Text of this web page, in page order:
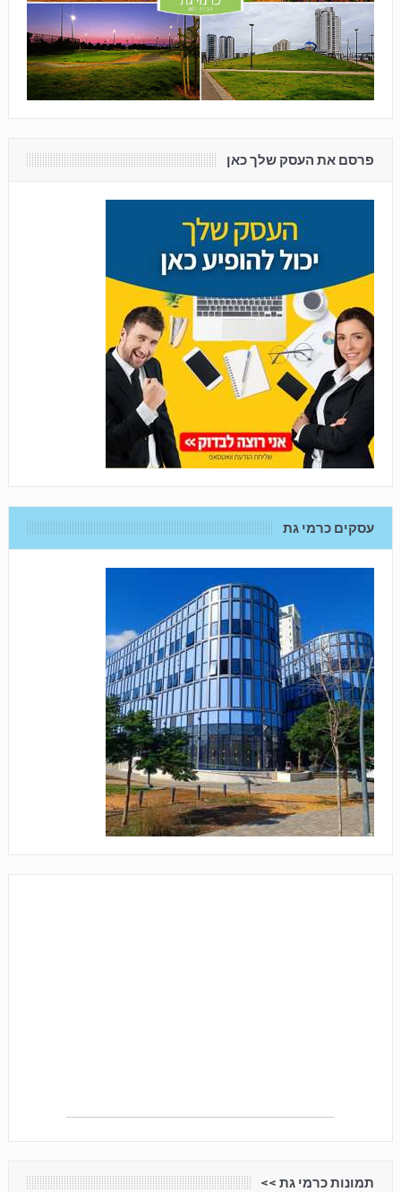
פרסם את העסק שלך כאן
עסקים כרמי גת
תמונות כרמי גת <<